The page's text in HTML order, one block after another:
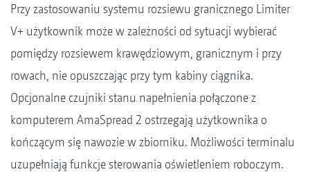
Przy zastosowaniu systemu rozsiewu granicznego Limiter
V+ użytkownik może w zależności od sytuacji wybierać
pomiędzy rozsiewem krawędziowym, granicznym i przy
rowach, nie opuszczając przy tym kabiny ciągnika.
Opcjonalne czujniki stanu napełnienia połączone z
komputerem AmaSpread 2 ostrzegają użytkownika o
kończącym się nawozie w zbiorniku. Możliwości terminalu
uzupełniają funkcje sterowania oświetleniem roboczym.